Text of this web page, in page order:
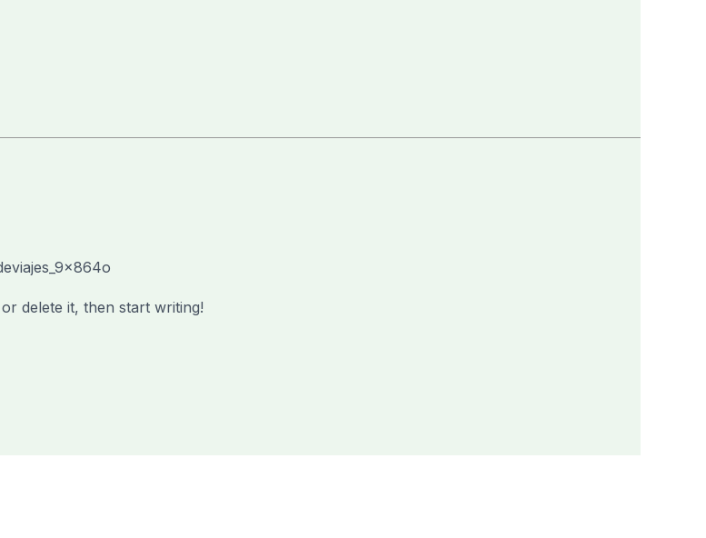
delete it, then start writing!